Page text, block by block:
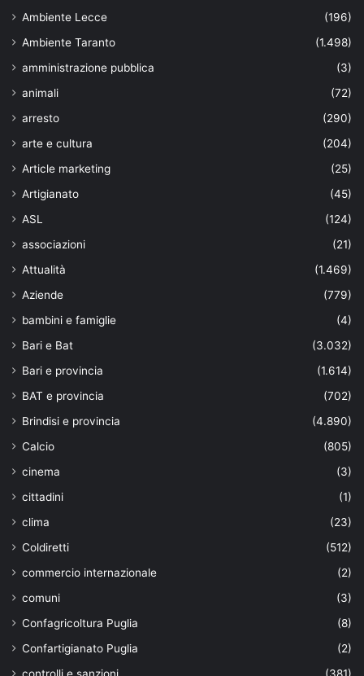
Ambiente Lecce
(196)
Ambiente Taranto
(1.498)
amministrazione pubblica
(3)
animali
(72)
arresto
(290)
arte e cultura
(204)
Article marketing
(25)
Artigianato
(45)
ASL
(124)
associazioni
(21)
Attualità
(1.469)
Aziende
(779)
bambini e famiglie
(4)
Bari e Bat
(3.032)
Bari e provincia
(1.614)
BAT e provincia
(702)
Brindisi e provincia
(4.890)
Calcio
(805)
cinema
(3)
cittadini
(1)
clima
(23)
Coldiretti
(512)
commercio internazionale
(2)
comuni
(3)
Confagricoltura Puglia
(8)
Confartigianato Puglia
(2)